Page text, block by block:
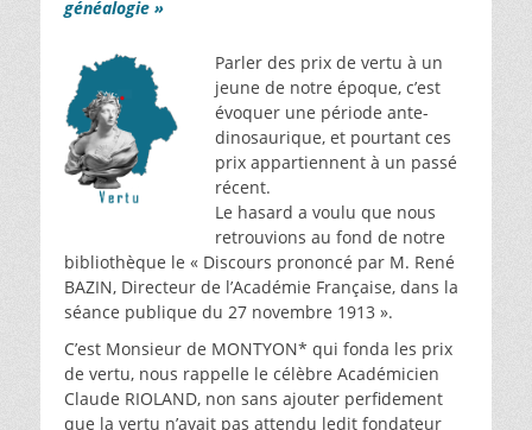
généalogie »
Parler des prix de vertu à un
jeune de notre époque, c’est
évoquer une période ante-
dinosaurique, et pourtant ces
prix appartiennent à un passé
récent.
Le hasard a voulu que nous
retrouvions au fond de notre
bibliothèque le « Discours prononcé par M. René
BAZIN, Directeur de l’Académie Française, dans la
séance publique du 27 novembre 1913 ».
C’est Monsieur de MONTYON* qui fonda les prix
de vertu, nous rappelle le célèbre Académicien
Claude RIOLAND, non sans ajouter perfidement
que la vertu n’avait pas attendu ledit fondateur